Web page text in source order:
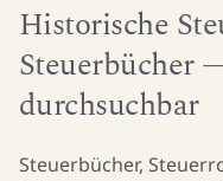
Tippen Sie, um in
Historische
Steuerbücher
durchsuchbar
Steuerbücher,